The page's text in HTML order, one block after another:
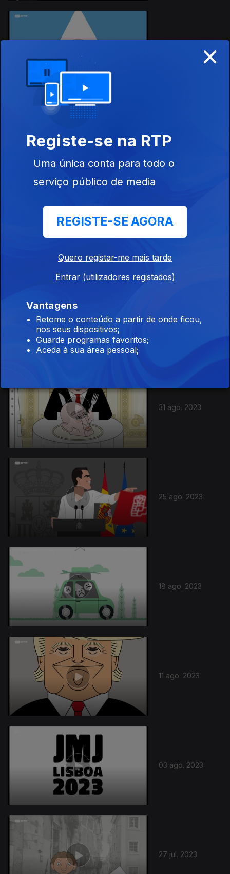
21 set. 2023
14 set. 2023
07 set. 2023
31 ago. 2023
25 ago. 2023
18 ago. 2023
11 ago. 2023
03 ago. 2023
27 jul. 2023
×
Registe-se na RTP
Uma única conta para todo o
serviço público de media
REGISTE-SE AGORA
Quero registar-me mais tarde
Entrar (utilizadores registados)
Vantagens
Retome o conteúdo a partir de onde ficou,
nos seus dispositivos;
Guarde programas favoritos;
Aceda à sua área pessoal;